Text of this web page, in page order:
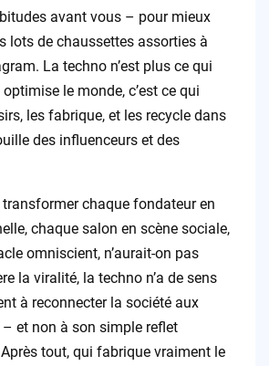
avant vous – pour mieux
lots de chaussettes assorties à
La techno n’est plus ce qui
le monde, c’est ce qui
les fabrique, et les recycle dans
des influenceurs et des
chaque fondateur en
chaque salon en scène sociale,
omniscient, n’aurait-on pas
la viralité, la techno n’a de sens
à reconnecter la société aux
et non à son simple reflet
tout, qui fabrique vraiment le